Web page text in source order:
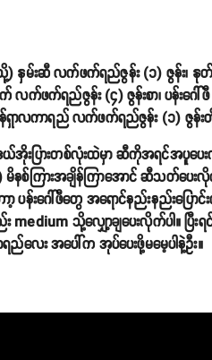
) နှမ်းဆီ လက်ဖက်ရည်ဇွန်း (၁) ဇွန်း၊
လက်ဖက်ရည်ဇွန်း (၄) ဇွန်းစာ၊ ပန်းဂေ
ာလကာရည် လက်ဖက်ရည်ဇွန်း (၁) ဇွန်း
းပြားတစ်လုံးထဲမှာ ဆီကိုအရင်အပူပေး
စ်ကြားအချိန်ကြာအောင် ဆီသတ်ပေးလိုက်
ပန်းဂေါ်ဖီတွေ အရောင်နည်းနည်းပြေ
သို့လျှော့ချပေးလိုက်ပါ။ ပြီးရ
လေး အပေါ်က အုပ်ပေးဖို့မမေ့ပါနဲ့ဦး။